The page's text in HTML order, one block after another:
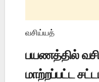
வசிய்யத்
பயணத்தில்
மாற்றப்பட்ட